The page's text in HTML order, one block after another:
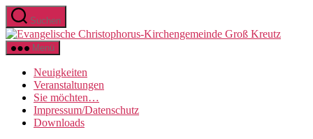
Direkt
zum
Inhalt
wechseln
Suchen
Menü
Neuigkeiten
Veranstaltungen
Sie möchten…
Impressum/Datenschutz
Downloads